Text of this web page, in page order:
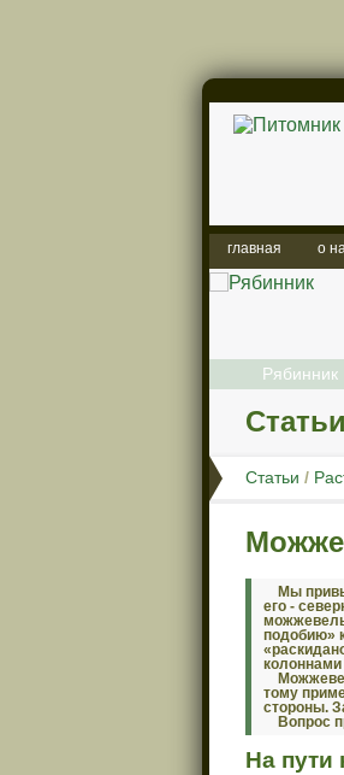
главная о
Рябинник
Статьи /
Мы
его -
подобию»
тому
стороны.
Вопрос
На пути